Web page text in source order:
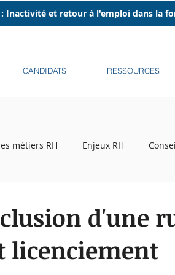
Inactivité et retour à l'emploi dans la
CANDIDATS RESSOURCES
métiers RH Enjeux RH
d'une
licenciement